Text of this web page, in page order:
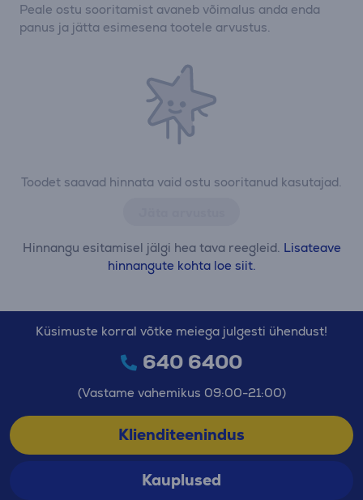
Toodet saavad hinnata vaid ostu sooritanud kasutajad.
Hinnangu esitamisel jälgi hea tava reegleid. Lisateave
hinnangute kohta loe siit.
Peale ostu sooritamist avaneb võimalus anda enda
panus ja jätta esimesena tootele arvustus.
Küsimuste korral võtke meiega julgesti ühendust!
640 6400
(Vastame vahemikus 09:00-21:00)
Klienditeenindus
Kauplused